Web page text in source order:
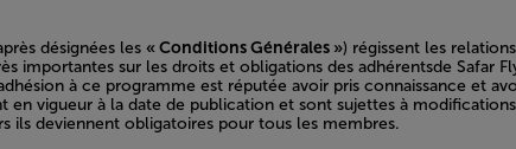
désignées les « Conditions Générales ») régissent les
importantes sur les droits et obligations des adhérentsde Safar
à ce programme est réputée avoir pris connaissance et
en vigueur à la date de publication et sont sujettes à
ils deviennent obligatoires pour tous les membres.